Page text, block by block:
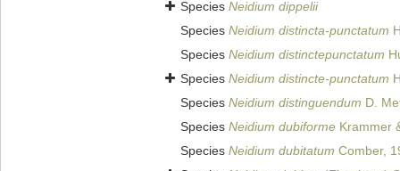
Species Neidium dippelii
Species Neidium distincta-punctatum
Species Neidium distinctepunctatum
Species Neidium distincte-punctatum
Species Neidium distinguendum D.
Species Neidium dubiforme Krammer
Species Neidium dubitatum Comber,